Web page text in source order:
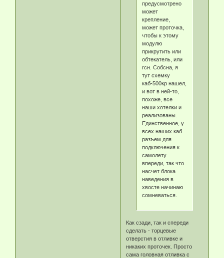
предусмотрено
может
крепление,
может проточка,
чтобы к этому
модулю
прикрутить или
обтекатель, или
гсн. Собсна, я
тут схемку
каб-500кр нашел,
и вот в ней-то,
похоже, все
наши хотелки и
реализованы.
Единственное, у
всех наших каб
разъем для
подключения к
самолету
впереди, так что
насчет блока
наведения в
хвосте начинаю
сомневаться.
Как сзади, так и спереди
сделать - торцевые
отверстия в отливке и
никаких проточек. Просто
сама головная отливка с